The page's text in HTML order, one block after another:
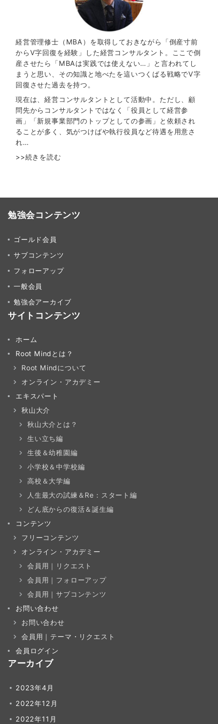
経営管理修士（MBA）を取得しておきながら「倒産寸前
からV字回復を経験」した経営コンサルタント。ここで倒
産させたら「MBAは実践では使えない…」と言われてし
まうと思い、その知識と地べたを這いつくばる戦略でV字
回復させた過去を持つ。
現在は、経営コンサルタントとして活動中。ただし、顧
問先からコンサルタントではなく「役員として経営参
画」「新規事業部門のトップとしての参画」と依頼され
ることが多く、気がつけばや執行役員など待遇を用意さ
れ…
>>続きを読む
勉強会コンテンツ
ゴールド会員
サブコンテンツ
フォローアップ
一般会員
勉強会アーカイブ
サイトコンテンツ
ホーム
Root Mindとは？
Root Mindについて
オンライン・アカデミー
エキスパート
秋山大介
秋山大介とは？
生い立ち編
生後＆幼稚園編
小学校＆中学校編
高校＆大学編
人生最大の試練＆Re：スタート編
どん底からの復活＆誕生編
コンテンツ
フリーコンテンツ
オンライン・アカデミー
会員用｜リクエスト
会員用｜フォローアップ
会員用｜サブコンテンツ
お問い合わせ
お問い合わせ
会員用｜テーマ・リクエスト
会員ログイン
アーカイブ
2023年4月
2022年12月
2022年11月